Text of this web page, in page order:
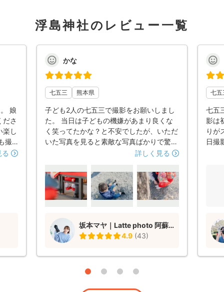
浮島神社のレビュー一覧
娘
ださ
楽し
撮
素
かな
七五三 熊本県
子ども2人の七五三で撮影をお願いしまし
た。 当日は子どもの機嫌があまり良くな
く笑ってたかな？と不安でしたが、いただ
いた写真を見ると素敵な写真ばかりで驚き
ました。 また機会があればお願いしたい
詳しく見る
坂本マヤ｜Latte photo 阿蘇郡西原村
4.9 (43)
七五
七五
影は
りが
日撮
沢
是